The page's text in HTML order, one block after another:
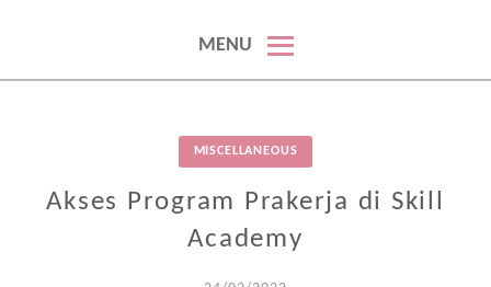
MENU
MISCELLANEOUS
Akses Program Prakerja di Skill
Academy